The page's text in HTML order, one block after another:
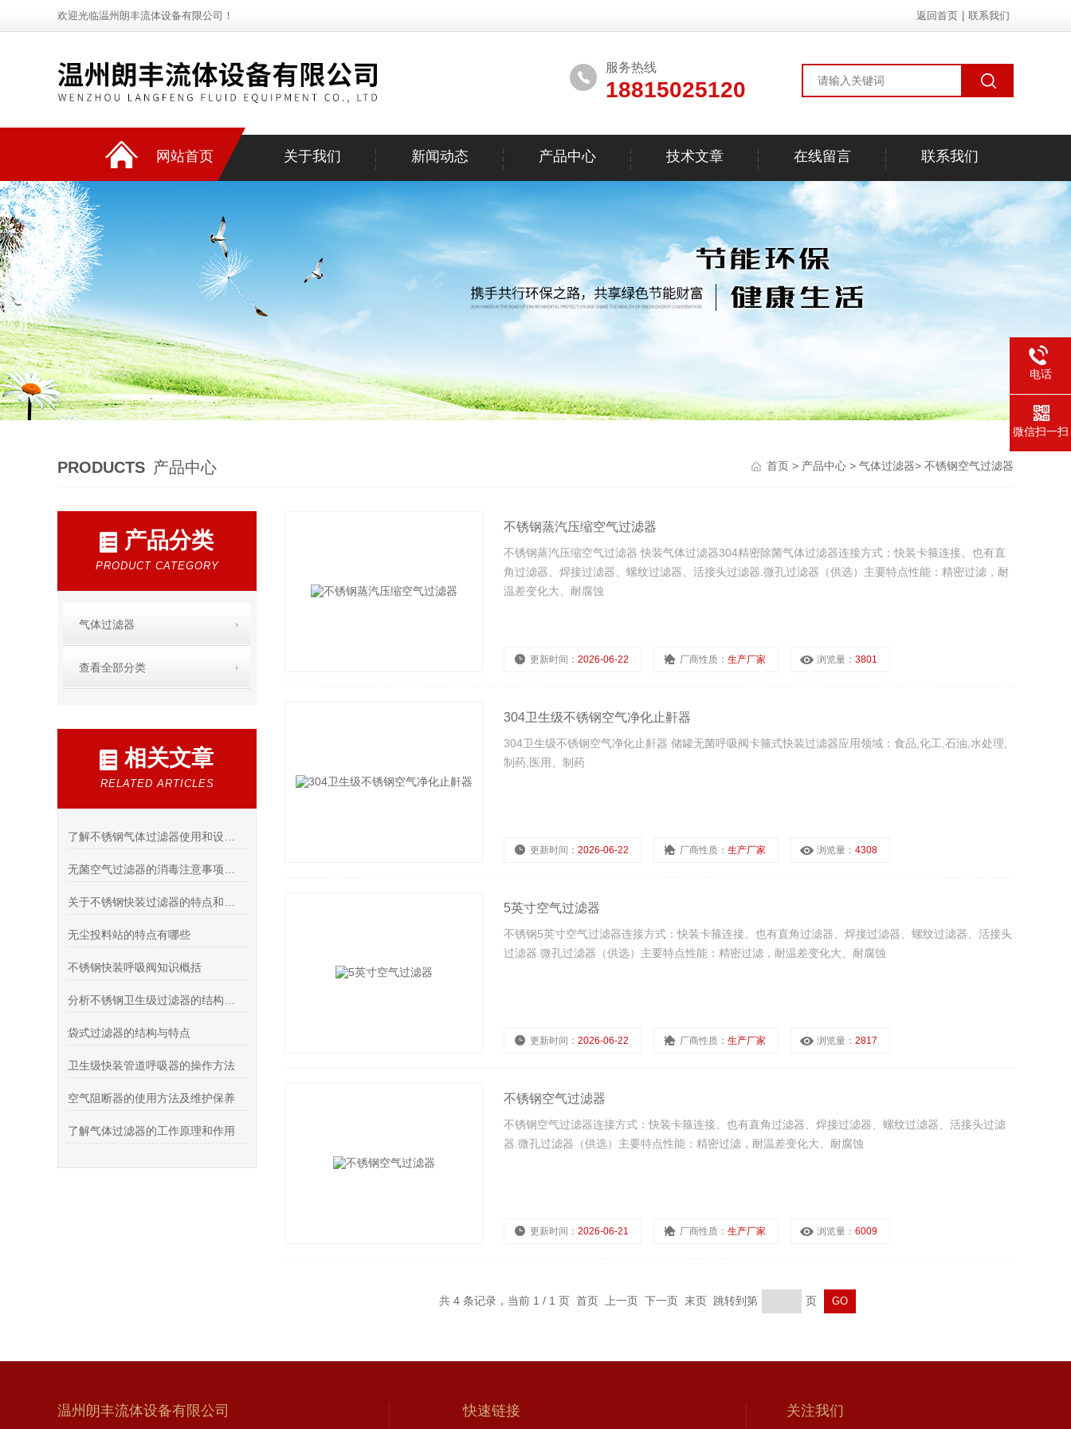
欢迎光临温州朗丰流体设备有限公司！ 返回首页 联系我们
服务热线
18815025120
网站首页 关于我们 新闻动态 产品中心 技术文章 在线留言 联系我们
PRODUCTS 产品中心 首页 > 产品中心 > 气体过滤器> 不锈钢空气过滤器
产品分类
PRODUCT CATEGORY
气体过滤器
查看全部分类
相关文章
RELATED ARTICLES
无尘投料站的特点有哪些
不锈钢快装呼吸阀知识概括
袋式过滤器的结构与特点
卫生级快装管道呼吸器的操作方法
空气阻断器的使用方法及维护保养
了解气体过滤器的工作原理和作用
不锈钢蒸汽压缩空气过滤器
不锈钢蒸汽压缩空气过滤器 快装气体过滤器304精密除菌气体过滤器连接方式：快装卡箍连接。也有直
角过滤器、焊接过滤器、螺纹过滤器、活接头过滤器.微孔过滤器（供选）主要特点性能：精密过滤，耐
温差变化大、耐腐蚀
更新时间： 2026-06-22 厂商性质： 生产厂家 浏览量： 3801
304卫生级不锈钢空气净化止鼾器
304卫生级不锈钢空气净化止鼾器 储罐无菌呼吸阀卡箍式快装过滤器应用领域：食品,化工,石油,水处理,
制药,医用、制药
更新时间： 2026-06-22 厂商性质： 生产厂家 浏览量： 4308
5英寸空气过滤器
不锈钢5英寸空气过滤器连接方式：快装卡箍连接。也有直角过滤器、焊接过滤器、螺纹过滤器、活接头
过滤器.微孔过滤器（供选）主要特点性能：精密过滤，耐温差变化大、耐腐蚀
更新时间： 2026-06-22 厂商性质： 生产厂家 浏览量： 2817
不锈钢空气过滤器
不锈钢空气过滤器连接方式：快装卡箍连接。也有直角过滤器、焊接过滤器、螺纹过滤器、活接头过滤
器.微孔过滤器（供选）主要特点性能：精密过滤，耐温差变化大、耐腐蚀
更新时间： 2026-06-21 厂商性质： 生产厂家 浏览量： 6009
共 4 条记录，当前 1 / 1 页 首页 上一页 下一页 末页 跳转到第 页
温州朗丰流体设备有限公司 快速链接 关注我们
电话
微信扫一扫